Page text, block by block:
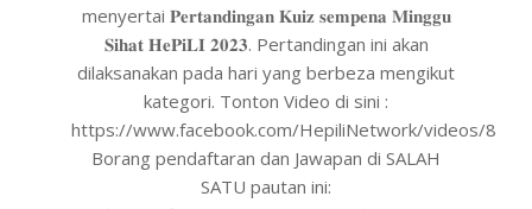
menyertai 𝐏𝐞𝐫𝐭𝐚𝐧𝐝𝐢𝐧𝐠𝐚𝐧 𝐊𝐮𝐢𝐳 𝐬𝐞𝐦𝐩𝐞𝐧𝐚 𝐌𝐢𝐧𝐠𝐠𝐮
𝐒𝐢𝐡𝐚𝐭 𝐇𝐞𝐏𝐢𝐋𝐈 𝟐𝟎𝟐𝟑. Pertandingan ini akan
dilaksanakan pada hari yang berbeza mengikut
kategori. Tonton Video di sini :
https://www.facebook.com/HepiliNetwork/videos/
Borang pendaftaran dan Jawapan di SALAH
SATU pautan ini: